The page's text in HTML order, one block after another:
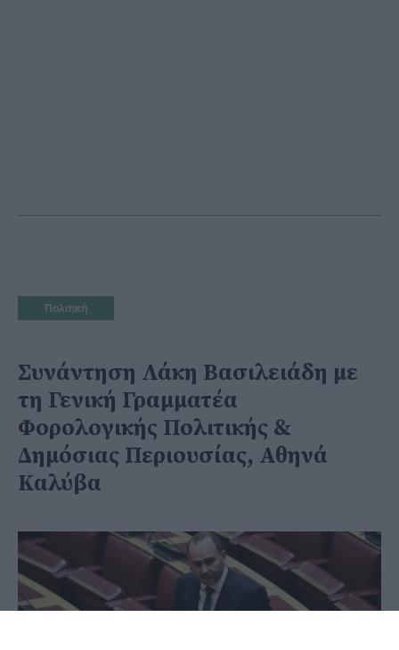
Πολιτική
Συνάντηση Λάκη Βασιλειάδη με
τη Γενική Γραμματέα
Φορολογικής Πολιτικής &
Δημόσιας Περιουσίας, Αθηνά
Καλύβα